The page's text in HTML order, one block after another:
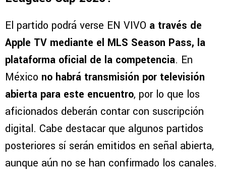
Cruz Azul vs. Philadelphia: ¿Cómo y
dónde ver EN VIVO el estreno por
Leagues Cup 2026?
El partido podrá verse EN VIVOa través de
Apple TV mediante el MLS Season Pass, la
plataforma oficial de la competencia. En
Méxicono habrá transmisión por televisión
abierta para este encuentro, por lo que los
aficionados deberán contar con suscripción